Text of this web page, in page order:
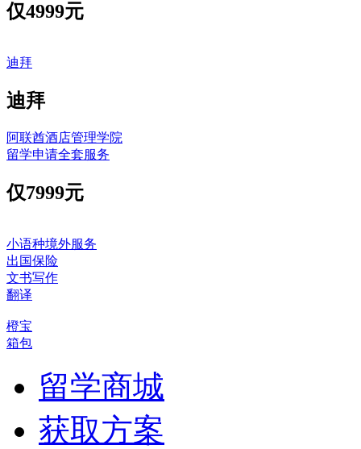
仅4999元
迪拜
迪拜
阿联酋酒店管理学院
留学申请全套服务
仅7999元
小语种境外服务
出国保险
文书写作
翻译
橙宝
箱包
留学商城
获取方案